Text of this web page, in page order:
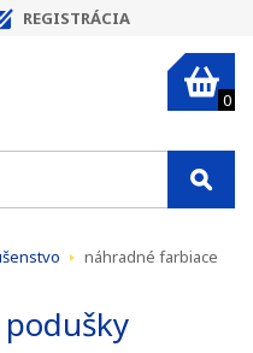
REGISTRÁCIA
0
náhradné farbiace